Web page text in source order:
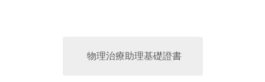
物理治療助理基礎證書